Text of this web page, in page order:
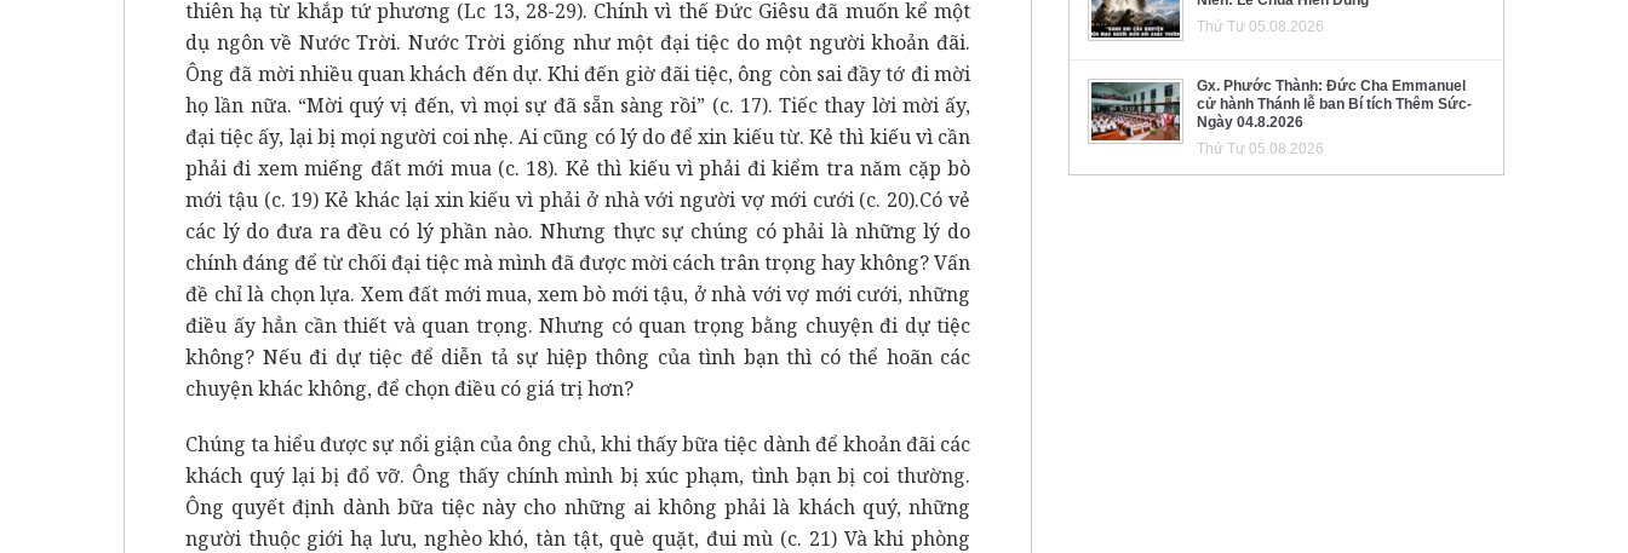
thiên hạ từ khắp tứ phương (Lc 13, 28-29). Chính vì thế Đức Giêsu đã muốn kể một
dụ ngôn về Nước Trời. Nước Trời giống như một đại tiệc do một người khoản đãi.
Ông đã mời nhiều quan khách đến dự. Khi đến giờ đãi tiệc, ông còn sai đầy tớ đi mời
họ lần nữa. “Mời quý vị đến, vì mọi sự đã sẵn sàng rồi” (c. 17). Tiếc thay lời mời ấy,
đại tiệc ấy, lại bị mọi người coi nhẹ. Ai cũng có lý do để xin kiếu từ. Kẻ thì kiếu vì cần
phải đi xem miếng đất mới mua (c. 18). Kẻ thì kiếu vì phải đi kiểm tra năm cặp bò
mới tậu (c. 19) Kẻ khác lại xin kiếu vì phải ở nhà với người vợ mới cưới (c. 20).Có vẻ
các lý do đưa ra đều có lý phần nào. Nhưng thực sự chúng có phải là những lý do
chính đáng để từ chối đại tiệc mà mình đã được mời cách trân trọng hay không? Vấn
đề chỉ là chọn lựa. Xem đất mới mua, xem bò mới tậu, ở nhà với vợ mới cưới, những
điều ấy hẳn cần thiết và quan trọng. Nhưng có quan trọng bằng chuyện đi dự tiệc
không? Nếu đi dự tiệc để diễn tả sự hiệp thông của tình bạn thì có thể hoãn các
chuyện khác không, để chọn điều có giá trị hơn?
Chúng ta hiểu được sự nổi giận của ông chủ, khi thấy bữa tiệc dành để khoản đãi các
khách quý lại bị đổ vỡ. Ông thấy chính mình bị xúc phạm, tình bạn bị coi thường.
Ông quyết định dành bữa tiệc này cho những ai không phải là khách quý, những
người thuộc giới hạ lưu, nghèo khó, tàn tật, què quặt, đui mù (c. 21) Và khi phòng
Thứ Tư 05.08.2026
Gx. Phước Thành: Đức Cha Emmanuel
cử hành Thánh lễ ban Bí tích Thêm Sức-
Ngày 04.8.2026
Thứ Tư 05.08.2026